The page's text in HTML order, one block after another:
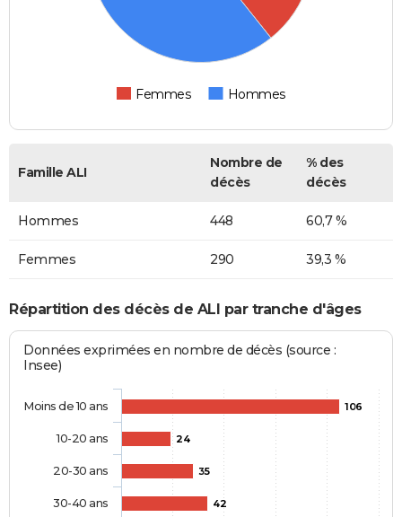
Femmes Hommes
Famille ALI
Nombre de
décès
% des
décès
Hommes 448 60,7 %
Femmes 290 39,3 %
Répartition des décès de ALI par tranche d'âges
Données exprimées en nombre de décès (source :
Insee)
106
24
35
42
Moins de 10 ans
10-20 ans
20-30 ans
30-40 ans